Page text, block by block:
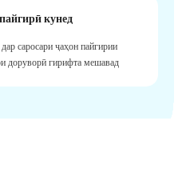
кунед
саросари ҷаҳон пайгирии
доруворӣ гирифта мешавад